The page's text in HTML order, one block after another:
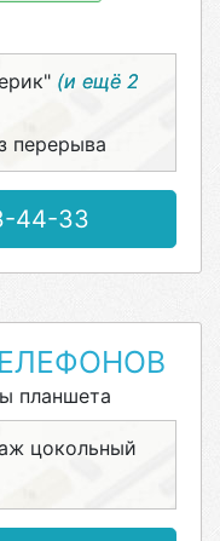
(и ещё 2
перерыва
44-33
планшета
цокольный